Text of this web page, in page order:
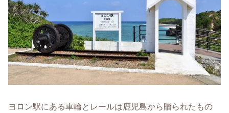
ヨロン駅にある車輪とレールは鹿児島から贈られたもの